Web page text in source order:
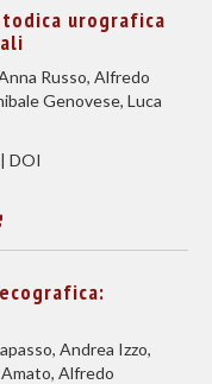
urografica
Russo, Alfredo
Genovese, Luca
DOI
Andrea Izzo,
Alfredo